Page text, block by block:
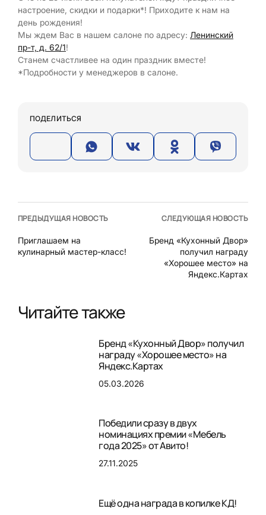
настроение, скидки и подарки*! Приходите к нам на
день рождения!
Мы ждем Вас в нашем салоне по адресу: Ленинский
пр-т, д. 62/1!
Станем счастливее на один праздник вместе!
*Подробности у менеджеров в салоне.
ПОДЕЛИТЬСЯ
ПРЕДЫДУЩАЯ НОВОСТЬ
Приглашаем на
кулинарный мастер-класс!
СЛЕДУЮЩАЯ НОВОСТЬ
Бренд «Кухонный Двор»
получил награду
«Хорошее место» на
Яндекс.Картах
Читайте также
Бренд «Кухонный Двор» получил
награду «Хорошее место» на
Яндекс.Картах
05.03.2026
Победили сразу в двух
номинациях премии «Мебель
года 2025» от Авито!
27.11.2025
Ещё одна награда в копилке КД!